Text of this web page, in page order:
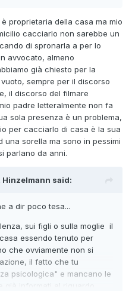
e registrare col telefono
pure per il divorzio e per
potrebbe andare ad abitare
un
Trattamento_sanitario_ob
ma per quello devi
proprietaria della casa ma mio
cacciarlo non sarebbe un
di spronarla a per lo
avvocato, almeno
già chiesto per la
sempre per il discorso
il discorso del filmare
padre letteralmente non fa
sola presenza è un problema,
per cacciarlo di casa è la sua
una sorella ma sono in pessimi
parlano da anni.
Hinzelmann said:
a dir poco tesa...
sui figli o sulla moglie il
essendo tenuto per
che ovviamente non si
il fatto che tu
psicologica" e mancano le
già informati al riguardo,